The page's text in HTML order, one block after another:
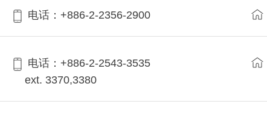
电话：+886-2-2356-2900
电话：+886-2-2543-3535
ext. 3370,3380